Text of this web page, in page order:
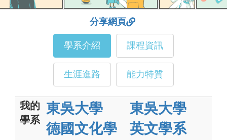
ColleGo! 大學選才與高中育才輔助系統
分享網頁
學系介紹 課程資訊
生涯進路 能力特質
我的
學系
東吳大學
德國文化學
東吳大學
英文學系